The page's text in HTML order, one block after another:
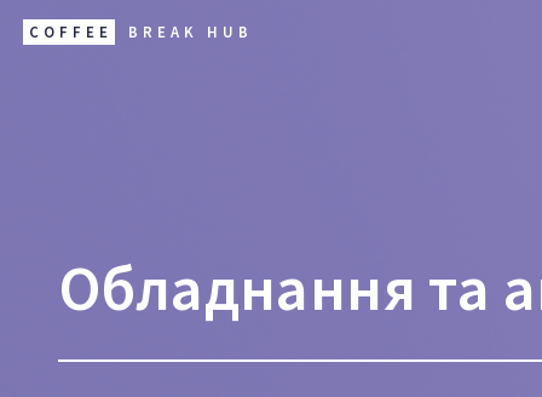
COFFEE BREAK HUB
Обладнання та